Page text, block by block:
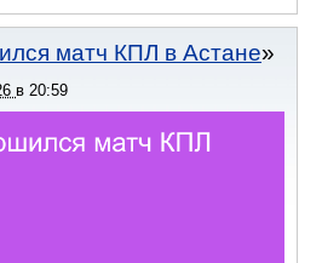
матч КПЛ в Астане
в 20:59